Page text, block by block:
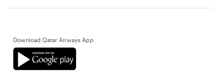
Download Qatar Airways App